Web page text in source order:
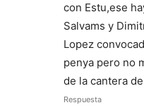
con Estu,ese
Salvams y
Lopez
penya pero no
de la cantera
Respuesta